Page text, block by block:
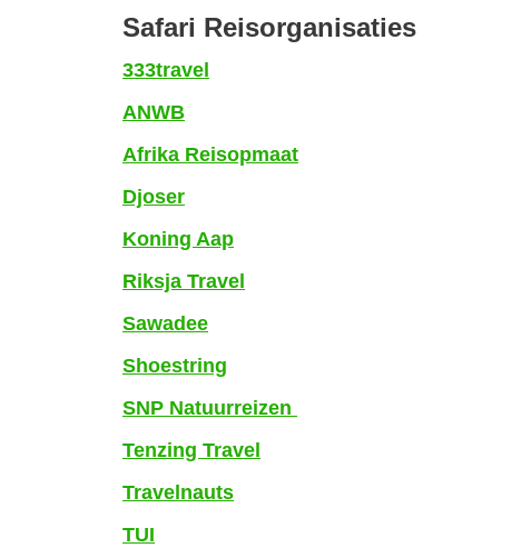
Safari Reisorganisaties
333travel
ANWB
Afrika Reisopmaat
Djoser
Koning Aap
Riksja Travel
Sawadee
Shoestring
SNP Natuurreizen
Tenzing Travel
Travelnauts
TUI